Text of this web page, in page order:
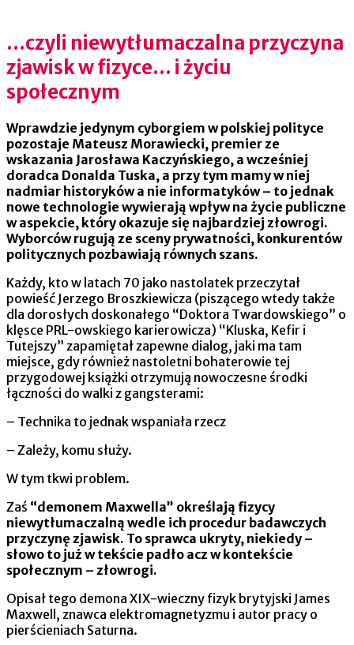
…czyli niewytłumaczalna przyczyna
zjawisk w fizyce… i życiu
społecznym
Wprawdzie jedynym cyborgiem w polskiej polityce
pozostaje Mateusz Morawiecki, premier ze
wskazania Jarosława Kaczyńskiego, a wcześniej
doradca Donalda Tuska, a przy tym mamy w niej
nadmiar historyków a nie informatyków – to jednak
nowe technologie wywierają wpływ na życie publiczne
w aspekcie, który okazuje się najbardziej złowrogi.
Wyborców rugują ze sceny prywatności, konkurentów
politycznych pozbawiają równych szans.
Każdy, kto w latach 70 jako nastolatek przeczytał
powieść Jerzego Broszkiewicza (piszącego wtedy także
dla dorosłych doskonałego “Doktora Twardowskiego” o
klęsce PRL-owskiego karierowicza) “Kluska, Kefir i
Tutejszy” zapamiętał zapewne dialog, jaki ma tam
miejsce, gdy również nastoletni bohaterowie tej
przygodowej książki otrzymują nowoczesne środki
łączności do walki z gangsterami:
– Technika to jednak wspaniała rzecz
– Zależy, komu służy.
W tym tkwi problem.
Zaś “demonem Maxwella” określają fizycy
niewytłumaczalną wedle ich procedur badawczych
przyczynę zjawisk. To sprawca ukryty, niekiedy –
słowo to już w tekście padło acz w kontekście
społecznym – złowrogi.
Opisał tego demona XIX-wieczny fizyk brytyjski James
Maxwell, znawca elektromagnetyzmu i autor pracy o
pierścieniach Saturna.